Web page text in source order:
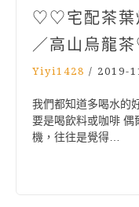
♡♡宅配茶葉
／高山烏龍
Yiyi1428 / 2019-
我們都知道多喝水的
要是喝飲料或咖啡 偶
機，往往是覺得…